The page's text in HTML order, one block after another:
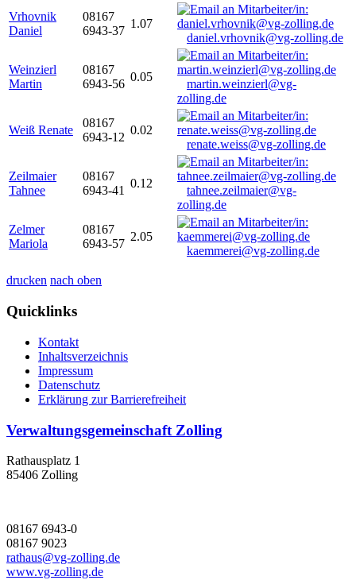
Vrhovnik
Daniel
08167
6943-37
1.07
daniel.vrhovnik@vg-zolling.de
Weinzierl
Martin
08167
6943-56
0.05
martin.weinzierl@vg-
zolling.de
Weiß Renate
08167
6943-12
0.02
renate.weiss@vg-zolling.de
Zeilmaier
Tahnee
08167
6943-41
0.12
tahnee.zeilmaier@vg-
zolling.de
Zelmer
Mariola
08167
6943-57
2.05
kaemmerei@vg-zolling.de
drucken nach oben
Quicklinks
Kontakt
Inhaltsverzeichnis
Impressum
Datenschutz
Erklärung zur Barrierefreiheit
Verwaltungsgemeinschaft Zolling
Rathausplatz 1
85406 Zolling
08167 6943-0
08167 9023
rathaus@vg-zolling.de
www.vg-zolling.de